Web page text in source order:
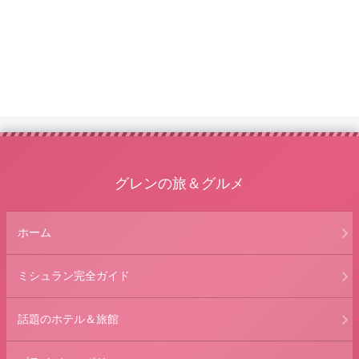
グレンの旅＆グルメ
ホーム
ミシュラン完全ガイド
話題のホテル＆旅館